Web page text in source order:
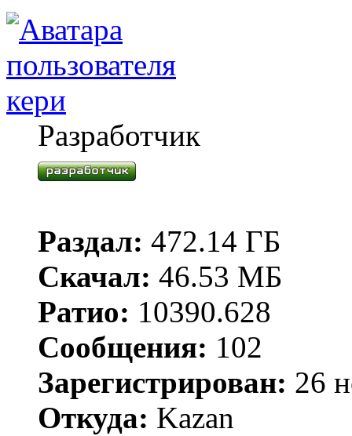
кери
Разработчик
Раздал: 472.14 ГБ
Скачал: 46.53 МБ
Ратио: 10390.628
Сообщения: 102
Зарегистрирован: 26
Откуда: Kazan